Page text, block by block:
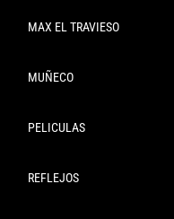
MAX EL TRAVIESO
MUÑECO
PELICULAS
REFLEJOS